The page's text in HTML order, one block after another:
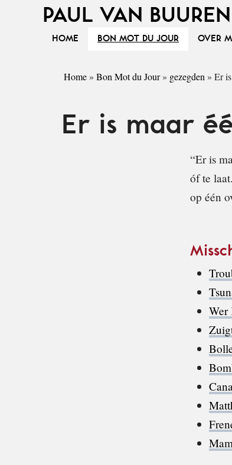
PAUL VAN
HOME BON MOT DU JOUR OVER
Home » Bon Mot du Jour» gezegden » Er
Er is maar
“Er is
óf te
op één
Wer